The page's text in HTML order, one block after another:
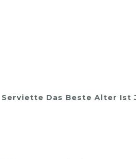
Serviette Das Beste Alter Ist